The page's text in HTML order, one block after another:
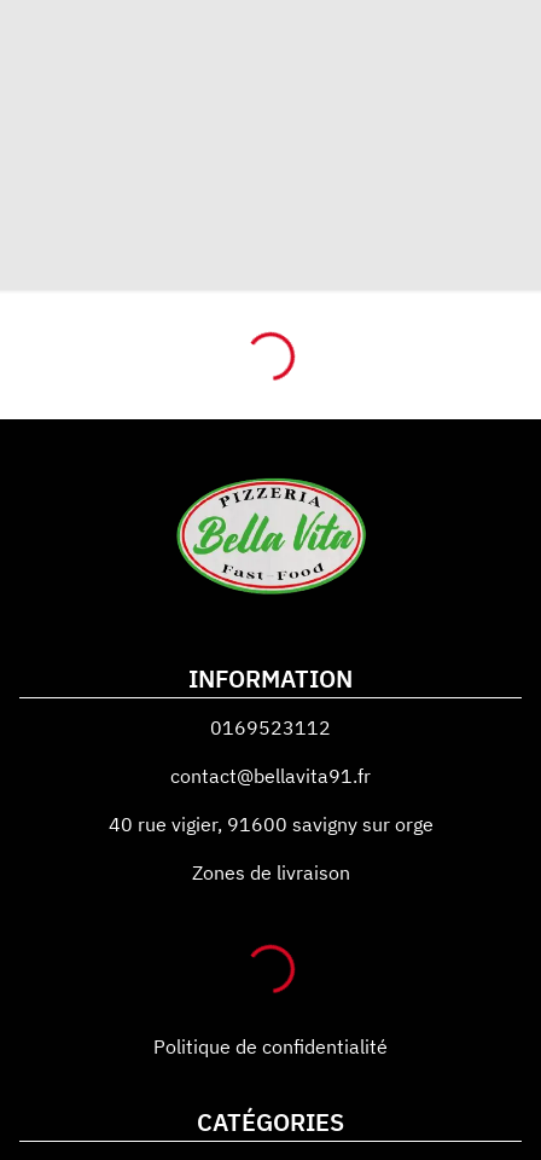
INFORMATION
0169523112
contact@bellavita91.fr
40 rue vigier, 91600 savigny sur orge
Zones de livraison
Politique de confidentialité
CATÉGORIES